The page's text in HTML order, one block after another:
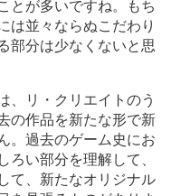
とが多いですね。もち
は並々ならぬこだわり
部分は少なくないと思
、リ・クリエイトのう
の作品を新たな形で新
。過去のゲーム史にお
い部分を理解して、
て、新たなオリジナル